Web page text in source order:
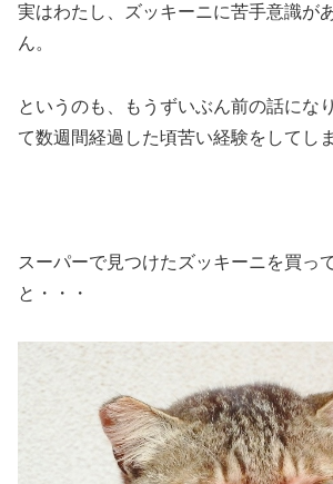
実はわたし、ズッキーニに苦手意識が
ん。
というのも、もうずいぶん前の話にな
て数週間経過した頃苦い経験をしてし
スーパーで見つけたズッキーニを買っ
と・・・